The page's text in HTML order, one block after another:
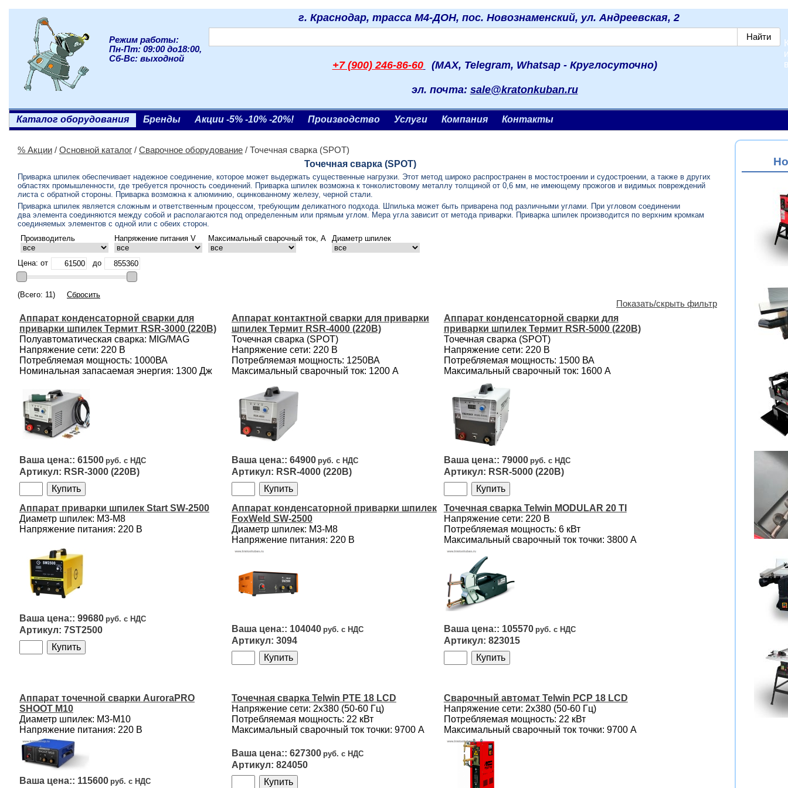
Режим работы:
Пн-Пт: 09:00 до18:00,
Сб-Вс: выходной
г. Краснодар, трасса М4-ДОН, пос. Новознаменский, ул. Андреевская, 2
+7 (900) 246-86-60 (MAX, Telegram, Whatsap - Круглосуточно)
эл. почта: sale@kratonkuban.ru
Каталог оборудования Бренды Акции -5% -10% -20%! Производство Услуги Компания Контакты
% Акции / Основной каталог / Сварочное оборудование / Точечная сварка (SPOT)
Точечная сварка (SPOT)
Приварка шпилек обеспечивает надежное соединение, которое может выдержать существенные нагрузки. Этот метод широко распространен в мостостроении и судостроении, а также в других
областях промышленности, где требуется прочность соединений. Приварка шпилек возможна к тонколистовому металлу толщиной от 0,6 мм, не имеющему прожогов и видимых повреждений
листа с обратной стороны. Приварка возможна к алюминию, оцинкованному железу, черной стали.
Приварка шпилек является сложным и ответственным процессом, требующим деликатного подхода. Шпилька может быть приварена под различными углами. При угловом соединении
два элемента соединяются между собой и располагаются под определенным или прямым углом. Мера угла зависит от метода приварки. Приварка шпилек производится по верхним кромкам
соединяемых элементов с одной или с обеих сторон.
Производитель
Напряжение питания V Максимальный сварочный ток, A Диаметр шпилек
Цена: от до
(Всего: 11) Сбросить
Показать/скрыть фильтр
Аппарат конденсаторной сварки для
приварки шпилек Термит RSR-3000 (220В)
Полуавтоматическая сварка: MIG/MAG
Напряжение сети: 220 В
Потребляемая мощность: 1000ВА
Номинальная запасаемая энергия: 1300 Дж
61500
RSR-3000 (220В)
Аппарат контактной сварки для приварки
шпилек Термит RSR-4000 (220В)
Точечная сварка (SPOT)
Напряжение сети: 220 В
Потребляемая мощность: 1250ВА
Максимальный сварочный ток: 1200 А
64900
RSR-4000 (220В)
Аппарат конденсаторной сварки для
приварки шпилек Термит RSR-5000 (220В)
Точечная сварка (SPOT)
Напряжение сети: 220 В
Потребляемая мощность: 1500 ВА
Максимальный сварочный ток: 1600 А
79000
RSR-5000 (220В)
Аппарат приварки шпилек Start SW-2500
Диаметр шпилек: М3-М8
Напряжение питания: 220 В
99680
7ST2500
Аппарат конденсаторной приварки шпилек
FoxWeld SW-2500
Диаметр шпилек: М3-М8
Напряжение питания: 220 В
104040
3094
Точечная сварка Telwin MODULAR 20 TI
Напряжение сети: 220 В
Потребляемая мощность: 6 кВт
Максимальный сварочный ток точки: 3800 А
105570
823015
Аппарат точечной сварки AuroraPRO
SHOOT M10
Диаметр шпилек: М3-М10
Напряжение питания: 220 В
115600
Точечная сварка Telwin PTE 18 LCD
Напряжение сети: 2х380 (50-60 Гц)
Потребляемая мощность: 22 кВт
Максимальный сварочный ток точки: 9700 А
627300
824050
Сварочный автомат Telwin PCP 18 LCD
Напряжение сети: 2х380 (50-60 Гц)
Потребляемая мощность: 22 кВт
Максимальный сварочный ток точки: 9700 А